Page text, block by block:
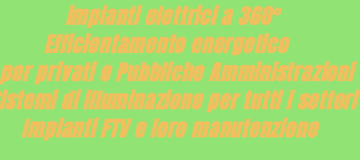
elettrici a 360°
energetico
e Pubbliche
per tutti i settori
e loro manutenzione